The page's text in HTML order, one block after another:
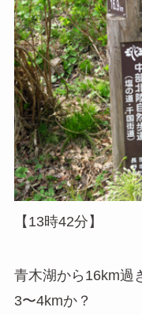
【13時42分】
青木湖から16km過
3〜4kmか？